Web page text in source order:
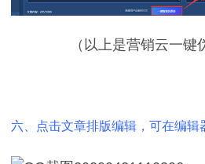
（以上是营销云一键
六、点击文章排版编辑，可在编